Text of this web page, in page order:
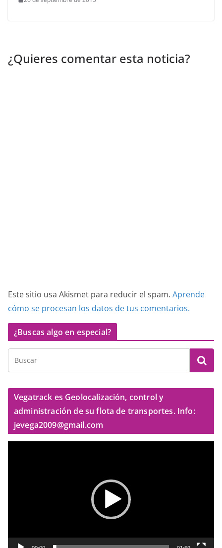
¿Quieres comentar esta noticia?
Este sitio usa Akismet para reducir el spam. Aprende
cómo se procesan los datos de tus comentarios.
¿Buscas algo en especial?
Vegatrack es Geolocalización, control y
administración de su flota de transportes. Info:
jevega2009@gmail.com